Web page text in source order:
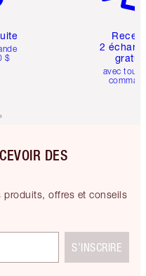
$
2
avec
DES
produits, offres et conseils
S’INSCRIRE